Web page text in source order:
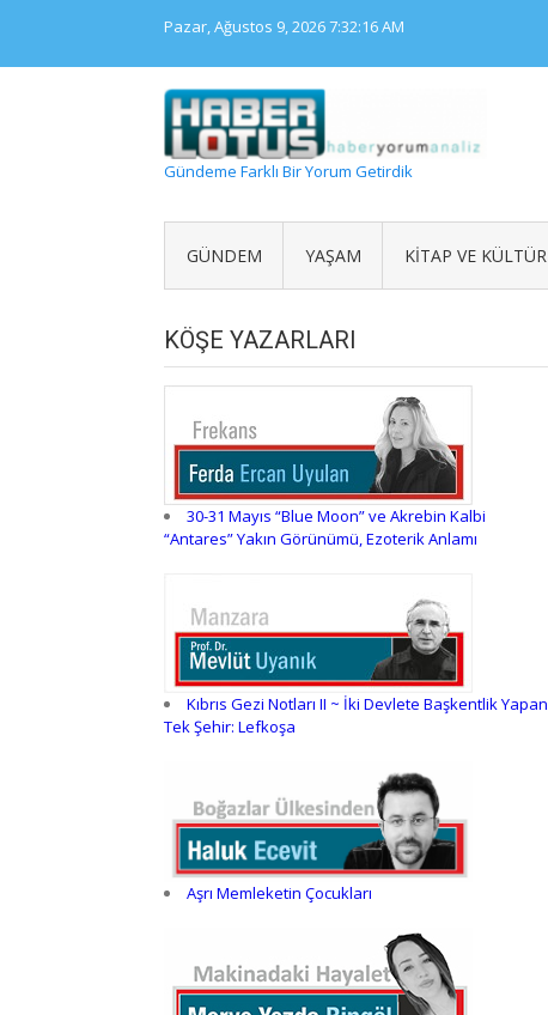
Pazar, Ağustos 9, 20267:32:16 AM
Gündeme Farklı Bir Yorum Getirdik
GÜNDEM YAŞAM KITAP VE KÜLTÜR
KÖŞE YAZARLARI
30-31 Mayıs “Blue Moon” ve Akrebin Kalbi
“Antares” Yakın Görünümü, Ezoterik Anlamı
Kıbrıs Gezi Notları II ~ İki Devlete Başkentlik Yapan
Tek Şehir: Lefkoşa
Aşrı Memleketin Çocukları